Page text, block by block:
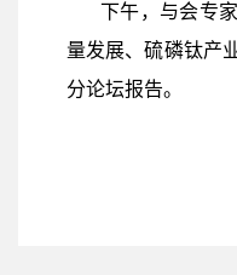
下午，与会专
量发展、硫磷钛产
分论坛报告。